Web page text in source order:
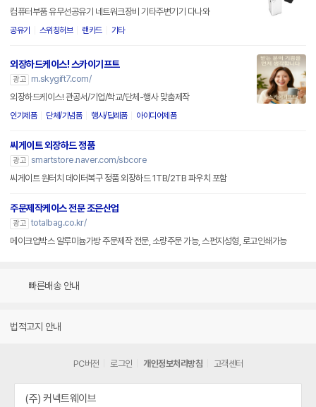
컴퓨터부품 유무선공유기 네트워크장비 기타주변기기 다나와
공유기 스위칭허브 랜카드 기타
외장하드케이스! 스카이기프트
광고
m.skygift7.com/
외장하드케이스! 관공서/기업/학교/단체-행사 맞춤제작
인기제품 단체/기념품 행사/답례품 아이디어제품
씨게이트 외장하드 정품
광고 smartstore.naver.com/sbcore
씨게이트 원터치 데이터복구 정품 외장하드 1TB/2TB 파우치 포함
주문제작케이스 전문 조은산업
광고 totalbag.co.kr/
메이크업박스 알루미늄가방 주문제작 전문, 소량주문 가능, 스펀지성형, 로고인쇄가능
빠른배송 안내
법적고지 안내
PC버전 로그인 개인정보처리방침 고객센터
(주) 커넥트웨이브